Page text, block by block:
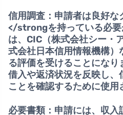
信用調査： 申請者は良好な
</strongを持っている必要
は、CIC（株式会社シー・
式会社日本信用情報機構）
る評価を受けることにな
借入や返済状況を反映し、
ことを確認するために使用
必要書類： 申請には、 収入